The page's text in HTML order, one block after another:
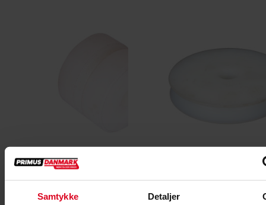
Samtykke Detaljer